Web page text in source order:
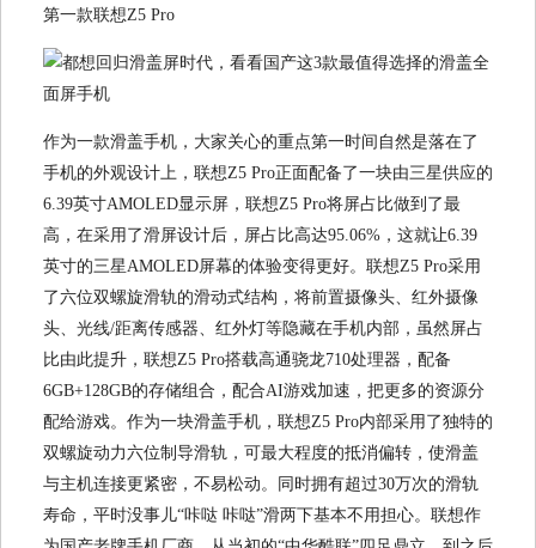
第一款联想Z5 Pro
作为一款滑盖手机，大家关心的重点第一时间自然是落在了
手机的外观设计上，联想Z5 Pro正面配备了一块由三星供应的
6.39英寸AMOLED显示屏，联想Z5 Pro将屏占比做到了最
高，在采用了滑屏设计后，屏占比高达95.06%，这就让6.39
英寸的三星AMOLED屏幕的体验变得更好。联想Z5 Pro采用
了六位双螺旋滑轨的滑动式结构，将前置摄像头、红外摄像
头、光线/距离传感器、红外灯等隐藏在手机内部，虽然屏占
比由此提升，联想Z5 Pro搭载高通骁龙710处理器，配备
6GB+128GB的存储组合，配合AI游戏加速，把更多的资源分
配给游戏。作为一块滑盖手机，联想Z5 Pro内部采用了独特的
双螺旋动力六位制导滑轨，可最大程度的抵消偏转，使滑盖
与主机连接更紧密，不易松动。同时拥有超过30万次的滑轨
寿命，平时没事儿“咔哒 咔哒”滑两下基本不用担心。联想作